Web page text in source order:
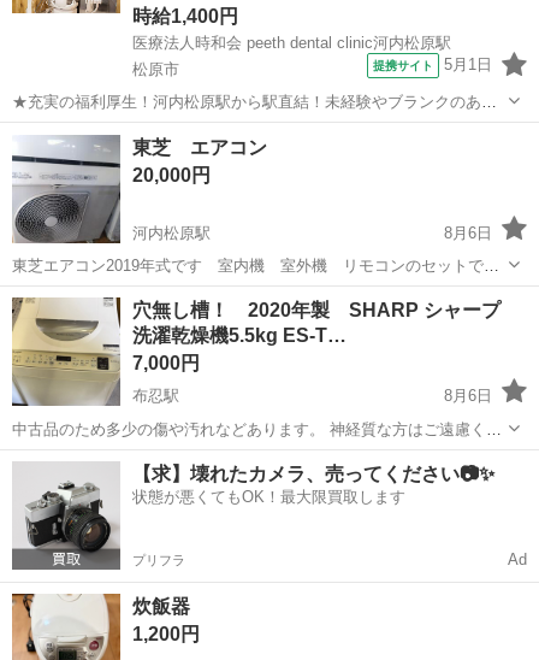
時給1,400円
医療法人時和会 peeth dental clinic河内松原駅
松原市
提携サイト 5月1日
★充実の福利厚生！河内松原駅から駅直結！未経験やブランクのある
方でも、分かるまで丁寧に指導があるので、安心してお仕事スタート
できます★ 時給： 1,400円~ ※経験・能力により優遇 ※歯科衛生士学
校の学生は時給1,100...
大阪 松原市 歯科衛生士
東芝 エアコン
20,000円
河内松原駅
8月6日
東芝エアコン2019年式です 室内機 室外機 リモコンのセットです
ガス回収済みですが不足の場合は購入者さんで補充お願いします
大阪 松原市 河内松原駅 季節、空調家電
穴無し槽！ 2020年製 SHARP シャープ
洗濯乾燥機5.5kg ES-T…
7,000円
布忍駅
8月6日
中古品のため多少の傷や汚れなどあります。 神経質な方はご遠慮くだ
さい。 簡易清掃 説明書なし、脱水ホースがありません 現状品 SHARP
タテ型洗濯乾燥機 5.5kg/3.5kg 幅56.5cm(ボディ幅5...
大阪 松原市 布忍駅 生活家電
【求】壊れたカメラ、売ってください📷✨
状態が悪くてもOK！最大限買取します
プリフラ Ad
炊飯器
1,200円